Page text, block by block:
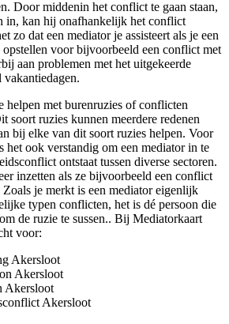
Door middenin het conflict te gaan staan,
in, kan hij onafhankelijk het conflict
zo dat een mediator je assisteert als je een
voor bijvoorbeeld een conflict met
aan problemen met het uitgekeerde
vakantiedagen.
helpen met burenruzies of conflicten
soort ruzies kunnen meerdere redenen
bij elke van dit soort ruzies helpen. Voor
het ook verstandig om een mediator in te
ontstaat tussen diverse sectoren.
inzetten als ze bijvoorbeeld een conflict
Zoals je merkt is een mediator eigenlijk
typen conflicten, het is dé persoon die
de ruzie te sussen.. Bij Mediatorkaart
voor:
Akersloot
Akersloot
Akersloot
Akersloot